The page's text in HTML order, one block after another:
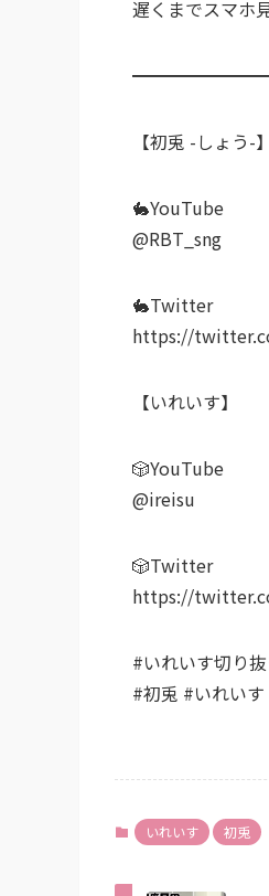
遅くまでスマホ
【初兎 -しょう-】
🐇YouTube
@RBT_sng
🐇Twitter
https://
【いれいす】
🎲YouTube
‎@ireisu
🎲Twitter
https://
#いれいす切り
#初兎 #いれいす
いれいす 初兎